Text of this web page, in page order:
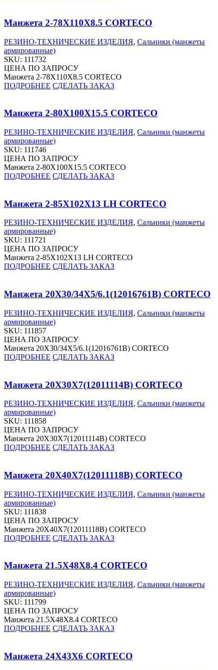
Манжета 2-78X110X8.5 CORTECO
РЕЗИНО-ТЕХНИЧЕСКИЕ ИЗДЕЛИЯ, Сальники (манжеты
армированные)
SKU: 111732
ЦЕНА ПО ЗАПРОСУ
Манжета 2-78X110X8.5 CORTECO
ПОДРОБНЕЕ СДЕЛАТЬ ЗАКАЗ
Манжета 2-80X100X15.5 CORTECO
РЕЗИНО-ТЕХНИЧЕСКИЕ ИЗДЕЛИЯ, Сальники (манжеты
армированные)
SKU: 111746
ЦЕНА ПО ЗАПРОСУ
Манжета 2-80X100X15.5 CORTECO
ПОДРОБНЕЕ СДЕЛАТЬ ЗАКАЗ
Манжета 2-85X102X13 LH CORTECO
РЕЗИНО-ТЕХНИЧЕСКИЕ ИЗДЕЛИЯ, Сальники (манжеты
армированные)
SKU: 111721
ЦЕНА ПО ЗАПРОСУ
Манжета 2-85X102X13 LH CORTECO
ПОДРОБНЕЕ СДЕЛАТЬ ЗАКАЗ
Манжета 20X30/34X5/6.1(12016761B) CORTECO
РЕЗИНО-ТЕХНИЧЕСКИЕ ИЗДЕЛИЯ, Сальники (манжеты
армированные)
SKU: 111857
ЦЕНА ПО ЗАПРОСУ
Манжета 20X30/34X5/6.1(12016761B) CORTECO
ПОДРОБНЕЕ СДЕЛАТЬ ЗАКАЗ
Манжета 20X30X7(12011114B) CORTECO
РЕЗИНО-ТЕХНИЧЕСКИЕ ИЗДЕЛИЯ, Сальники (манжеты
армированные)
SKU: 111858
ЦЕНА ПО ЗАПРОСУ
Манжета 20X30X7(12011114B) CORTECO
ПОДРОБНЕЕ СДЕЛАТЬ ЗАКАЗ
Манжета 20X40X7(12011118B) CORTECO
РЕЗИНО-ТЕХНИЧЕСКИЕ ИЗДЕЛИЯ, Сальники (манжеты
армированные)
SKU: 111838
ЦЕНА ПО ЗАПРОСУ
Манжета 20X40X7(12011118B) CORTECO
ПОДРОБНЕЕ СДЕЛАТЬ ЗАКАЗ
Манжета 21.5X48X8.4 CORTECO
РЕЗИНО-ТЕХНИЧЕСКИЕ ИЗДЕЛИЯ, Сальники (манжеты
армированные)
SKU: 111799
ЦЕНА ПО ЗАПРОСУ
Манжета 21.5X48X8.4 CORTECO
ПОДРОБНЕЕ СДЕЛАТЬ ЗАКАЗ
Манжета 24X43X6 CORTECO